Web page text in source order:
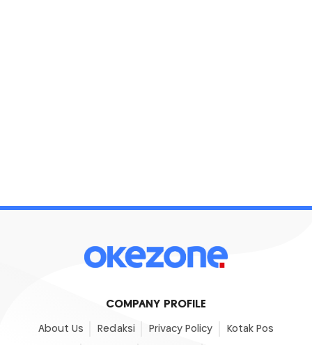
COMPANY PROFILE
About Us Redaksi Privacy Policy Kotak Pos